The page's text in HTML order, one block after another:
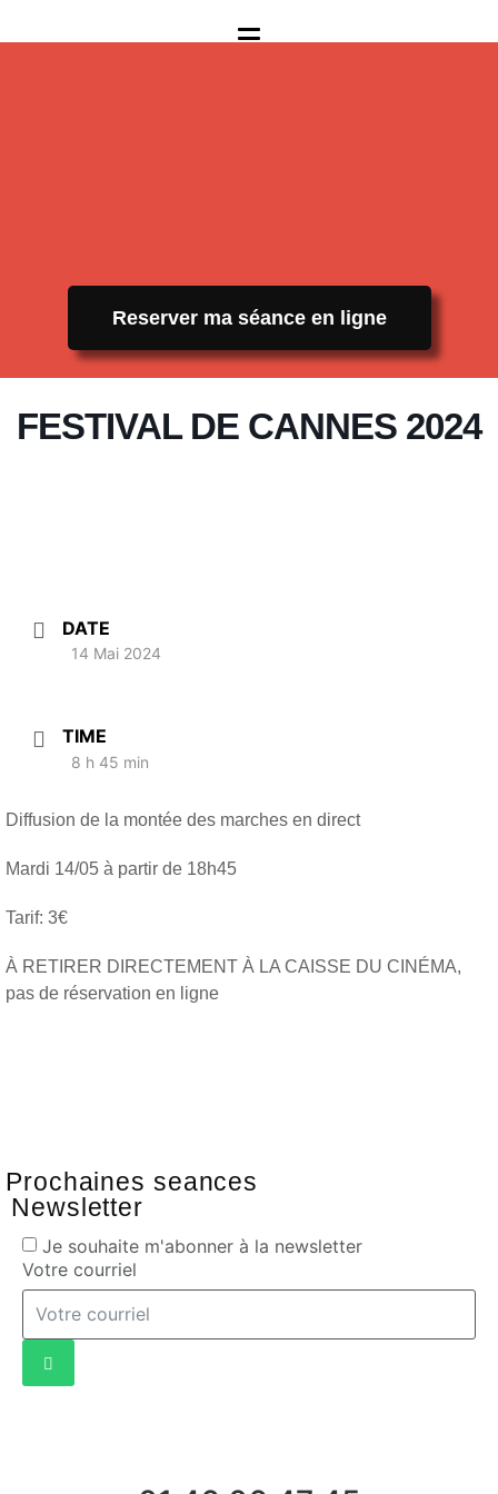
FESTIVAL DE CANNES 2024
DATE
14 Mai 2024
TIME
8 h 45 min
Diffusion de la montée des marches en direct
Mardi 14/05 à partir de 18h45
Tarif: 3€
À RETIRER DIRECTEMENT À LA CAISSE DU CINÉMA,
pas de réservation en ligne
Prochaines seances
Reserver ma séance en ligne
Newsletter
Je souhaite m'abonner à la newsletter
Votre courriel